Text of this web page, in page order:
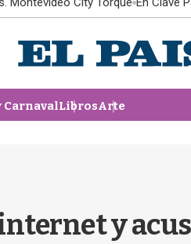
CarnavalLibrosArte
y